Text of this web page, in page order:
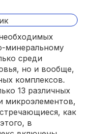
минеральному
среди
но и вообще,
комплексов.
13 различных
микроэлементов,
как
в